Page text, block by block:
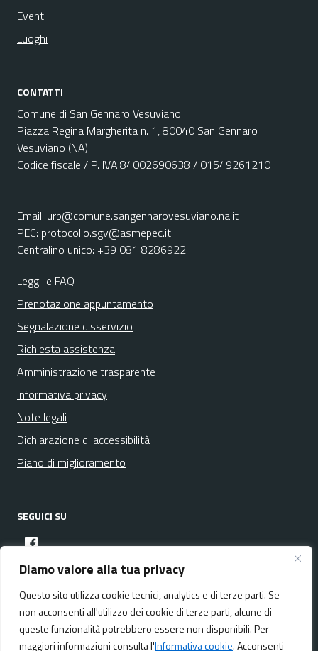
Diamo valore alla tua privacy
Questo sito utilizza cookie tecnici, analytics e di terze parti. Se
non acconsenti all'utilizzo dei cookie di terze parti, alcune di
queste funzionalità potrebbero essere non disponibili. Per
maggiori informazioni consulta l'Informativa cookie. Acconsenti
Eventi
Luoghi
CONTATTI
Comune di San Gennaro Vesuviano
Piazza Regina Margherita n. 1, 80040 San Gennaro
Vesuviano (NA)
Codice fiscale / P. IVA:84002690638 / 01549261210
Email: urp@comune.sangennarovesuviano.na.it
PEC: protocollo.sgv@asmepec.it
Centralino unico: +39 081 8286922
Leggi le FAQ
Prenotazione appuntamento
Segnalazione disservizio
Richiesta assistenza
Amministrazione trasparente
Informativa privacy
Note legali
Dichiarazione di accessibilità
Piano di miglioramento
SEGUICI SU
facebook
Media policy Mappa del sito